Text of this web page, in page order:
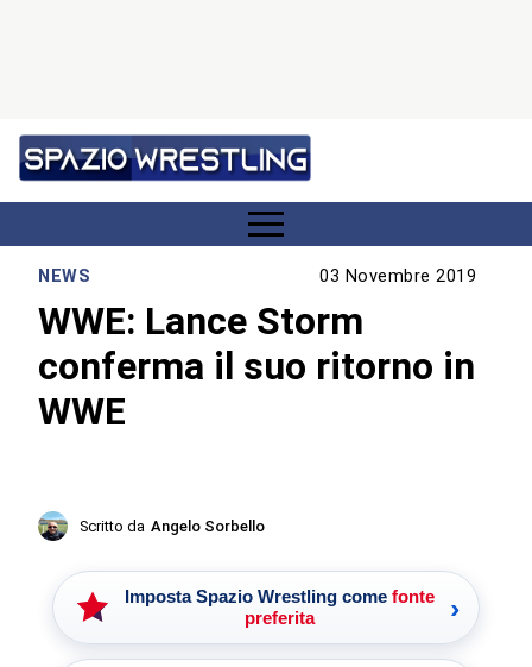
NEWS 03 Novembre 2019
WWE: Lance Storm
conferma il suo ritorno in
WWE
Scritto da Angelo Sorbello
Imposta Spazio Wrestling come fonte
preferita
›